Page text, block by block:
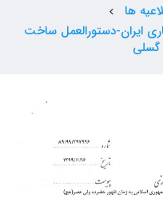
ها chevron_left
ایران-دستورالعمل ساخت
گسلی